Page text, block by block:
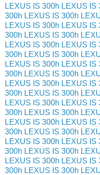
LEXUS IS 300h LEXUS IS
300h LEXUS IS 300h
LEXUS IS 300h LEXUS IS
300h LEXUS IS 300h
LEXUS IS 300h LEXUS IS
300h LEXUS IS 300h
LEXUS IS 300h LEXUS IS
300h LEXUS IS 300h
LEXUS IS 300h LEXUS IS
300h LEXUS IS 300h
LEXUS IS 300h LEXUS IS
300h LEXUS IS 300h
LEXUS IS 300h LEXUS IS
300h LEXUS IS 300h
LEXUS IS 300h LEXUS IS
300h LEXUS IS 300h
LEXUS IS 300h LEXUS IS
300h LEXUS IS 300h